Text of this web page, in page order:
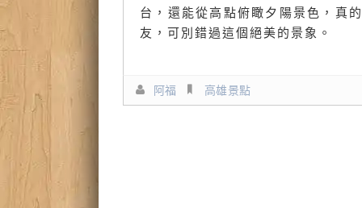
台，還能從高點俯瞰夕陽景色，真
友，可別錯過這個絕美的景象。
阿福 高雄景點